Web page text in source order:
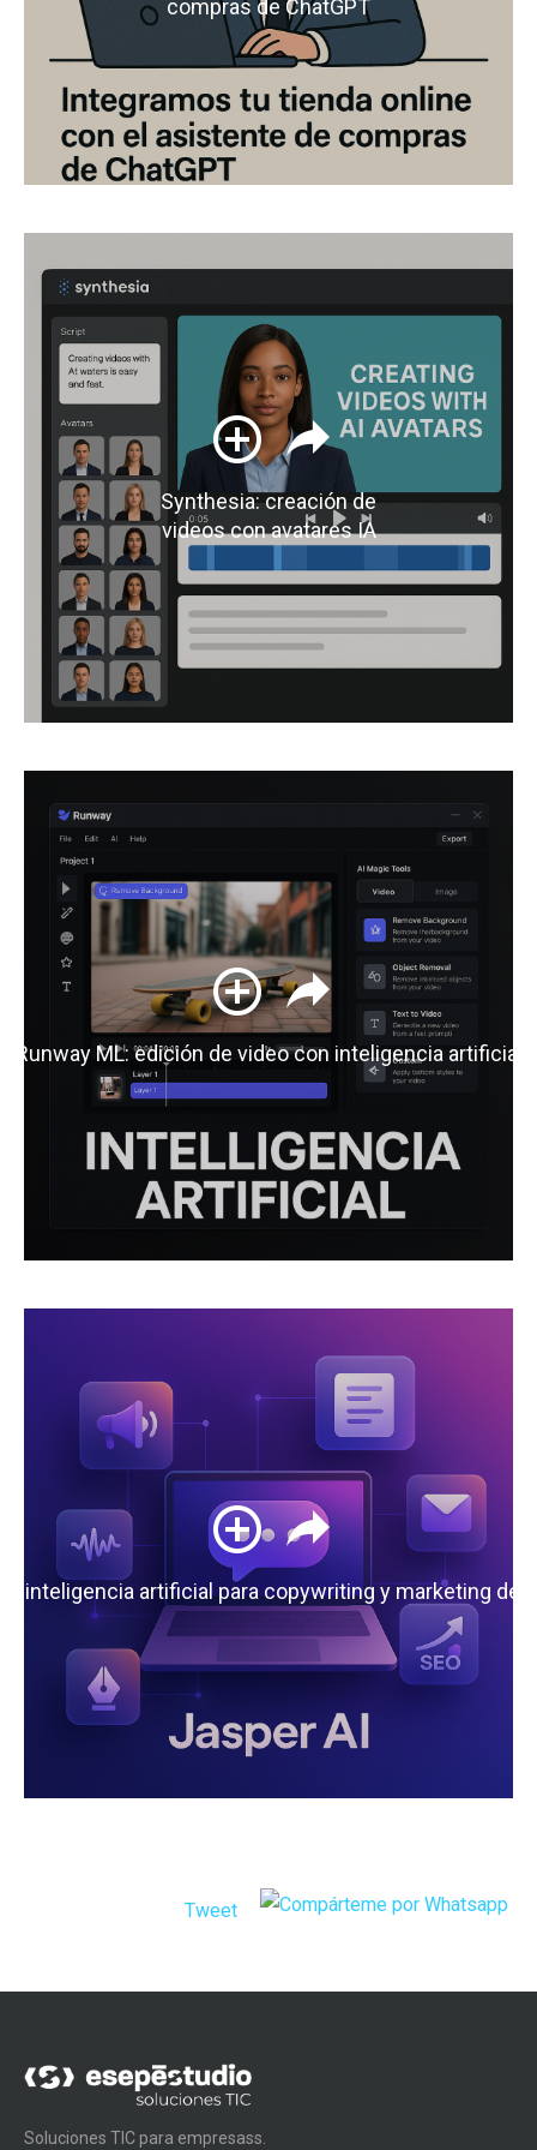
compras de ChatGPT
Synthesia: creación de
videos con avatares IA
Runway ML: edición de video con inteligencia artificial
la inteligencia artificial para copywriting y marketing de
Tweet
Soluciones TIC para empresass.